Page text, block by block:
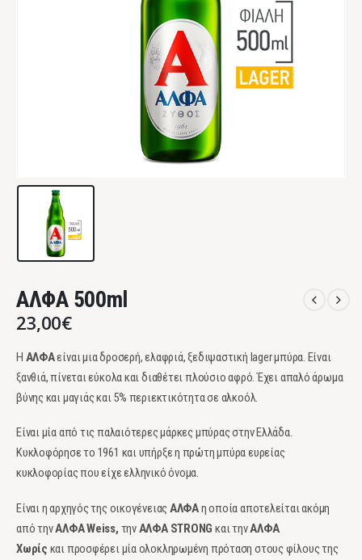
ΑΛΦΑ 500ml
23,00€
Η ΑΛΦΑείναι μια δροσερή, ελαφριά, ξεδιψαστική lager μπύρα. Είναι
ξανθιά, πίνεται εύκολα και διαθέτει πλούσιο αφρό. Έχει απαλό άρωμα
βύνης και μαγιάς και 5% περιεκτικότητα σε αλκοόλ.
Είναι μία από τις παλαιότερες μάρκες μπύρας στην Ελλάδα.
Κυκλοφόρησε το 1961 και υπήρξε η πρώτη μπύρα ευρείας
κυκλοφορίας που είχε ελληνικό όνομα.
Είναι η αρχηγός της οικογένειας ΑΛΦΑη οποία αποτελείται ακόμη
από τηνΑΛΦΑ Weiss, τηνΑΛΦΑ STRONG και τηνΑΛΦΑ
Χωρίς και προσφέρει μία ολοκληρωμένη πρόταση στους φίλους της